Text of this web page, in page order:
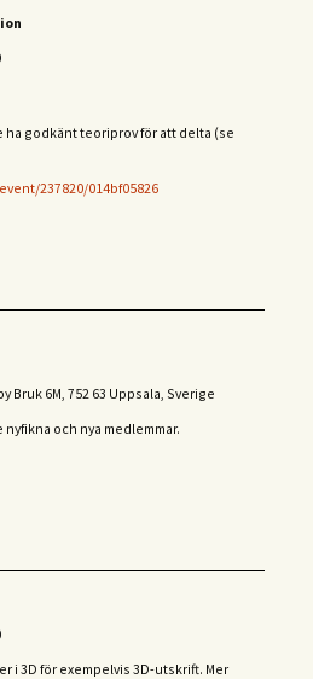
ha godkänt teoriprov för att delta (se
237820/014bf05826
Bruk 6M, 752 63 Uppsala, Sverige
och nya medlemmar.
i 3D för exempelvis 3D-utskrift. Mer